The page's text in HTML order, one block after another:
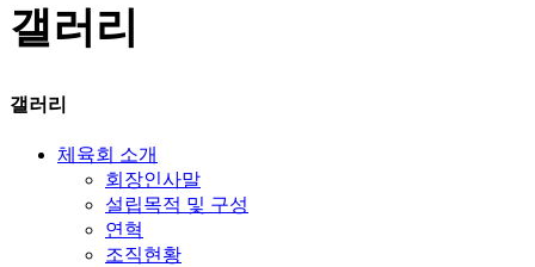
갤러리
갤러리
체육회 소개
회장인사말
설립목적 및 구성
연혁
조직현황